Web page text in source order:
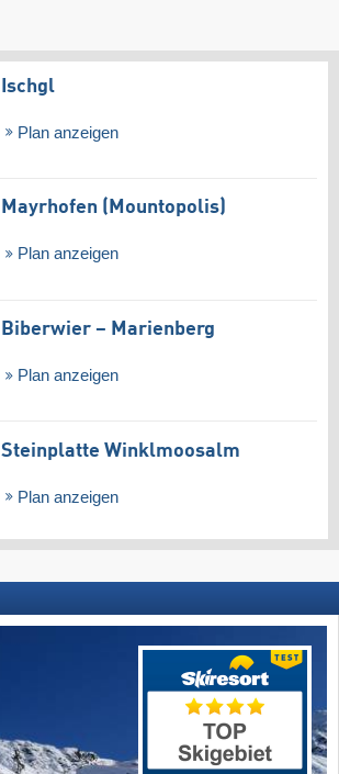
Ischgl
Plan anzeigen
Mayrhofen (Mountopolis)
Plan anzeigen
Biberwier – Marienberg
Plan anzeigen
Steinplatte Winklmoosalm
Plan anzeigen